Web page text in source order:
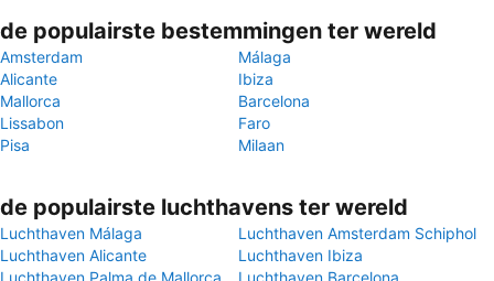
de populairste bestemmingen ter wereld
Amsterdam
Málaga
Alicante
Ibiza
Mallorca
Barcelona
Lissabon
Faro
Pisa
Milaan
de populairste luchthavens ter wereld
Luchthaven Málaga
Luchthaven Amsterdam Schiphol
Luchthaven Alicante
Luchthaven Ibiza
Luchthaven Palma de Mallorca
Luchthaven Barcelona